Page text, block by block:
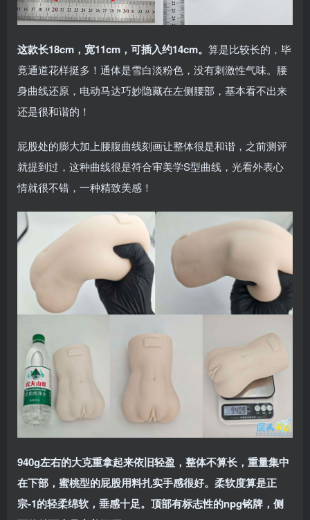
这款长18cm，宽11cm，可插入约14cm。 算是比较长的，毕
竟通道花样挺多！通体是雪白淡粉色，没有刺激性气味。腰
身曲线还原，电动马达巧妙隐藏在左侧腰部，基本看不出来
还是很和谐的！
屁股处的膨大加上腰腹曲线刻画让整体很是和谐，之前测评
就提到过，这种曲线很是符合审美学S型曲线，光看外表心
情就很不错，一种精致美感！
940g左右的大克重拿起来依旧轻盈，整体不算长，重量集中
在下部，蜜桃型的屁股用料扎实手感很好。柔软度算是正
宗-1的轻柔绵软，垂感十足。顶部有标志性的npg铭牌，侧